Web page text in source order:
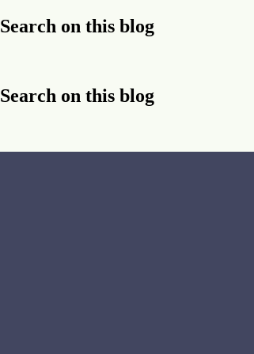
Search on this blog
Search on this blog